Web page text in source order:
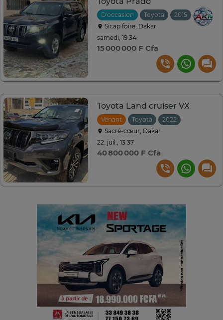
D'occasion Toyota 2015
Sicap foire, Dakar
samedi, 19:34
15 000 000 F Cfa
Toyota Land cruiser VX
Venant Toyota 2022
Sacré-cœur, Dakar
22. juil., 13:37
40 800 000 F Cfa